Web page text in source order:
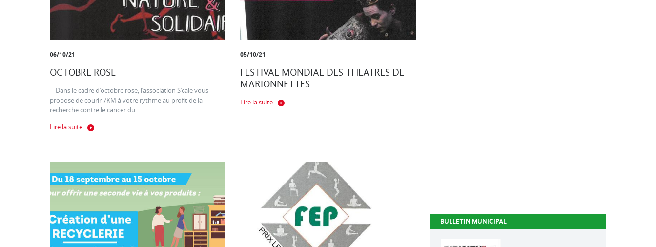
06/10/21
OCTOBRE ROSE
Dans le cadre d’octobre rose, l’association S’cale vous
propose de courir 7KM à votre rythme au profit de la
recherche contre le cancer du...
Lire la suite
05/10/21
FESTIVAL MONDIAL DES THEATRES DE
MARIONNETTES
Lire la suite
BULLETIN MUNICIPAL